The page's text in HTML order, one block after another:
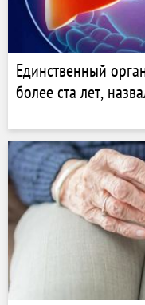
Единственный
более ста лет,